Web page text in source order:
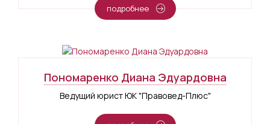
подробнее
Пономаренко Диана Эдуардовна
Ведущий юрист ЮК "Правовед-Плюс"